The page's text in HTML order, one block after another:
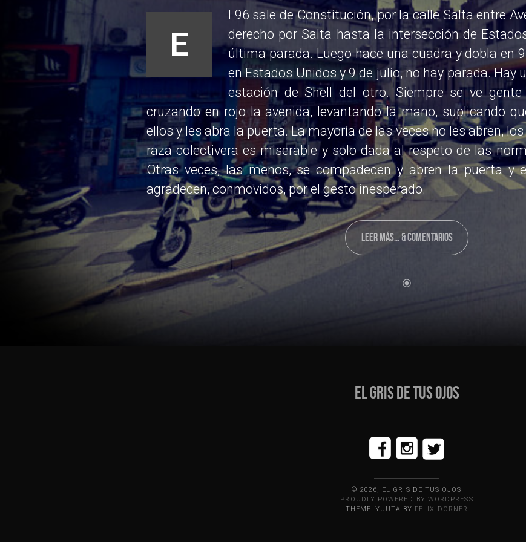
E
l 96 sale de Constitución, por la calle Salta entre
derecho por Salta hasta la intersección de
última parada. Luego hace una cuadra y dobla en
en Estados Unidos y 9 de julio, no hay parada. Hay
estación de Shell del otro. Siempre se ve gente
cruzando en rojo la avenida, levantando la mano, suplicando
ellos y lesabra la puerta. La mayoría de las veces no les abren,
raza colectivera es miserable y solo dada al respeto de las
Otras veces, las menos, se compadecen y abren la puerta y
agradecen, conmovidos, por el gesto inesperado.
LEER MÁS... & COMENTARIOS
EL GRIS DE TUS OJOS
© 2026, EL GRIS DE TUS OJOS
PROUDLY POWERED BY WORDPRESS
THEME: YUUTA BY FELIX DORNER